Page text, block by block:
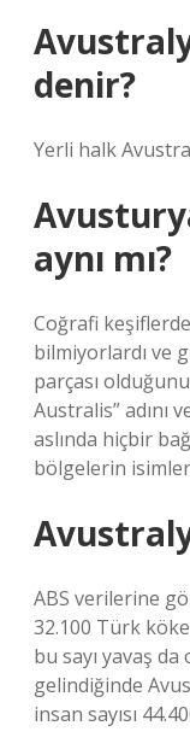
denir?
Yerli halk
aynı mı?
Coğrafi
bilmiyorlardı ve
parçası
Australis” adını
aslında hiçbir
bölgelerin
ABS verilerine
32.100 Türk
bu sayı yavaş da
gelindiğinde
insan sayısı